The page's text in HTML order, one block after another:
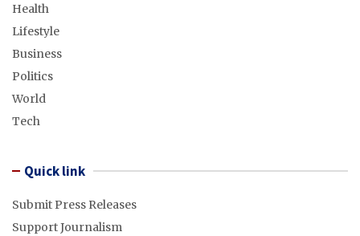
Health
Lifestyle
Business
Politics
World
Tech
Quick link
Submit Press Releases
Support Journalism